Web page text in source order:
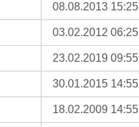
08.08.2013 15:25
03.02.2012 06:25
23.02.2019 09:55
30.01.2015 14:55
18.02.2009 14:55